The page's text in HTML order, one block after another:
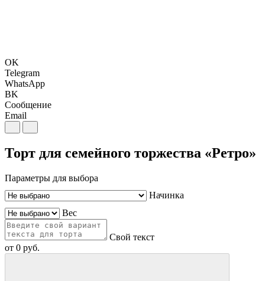
OK
Telegram
WhatsApp
BK
Сообщение
Email
Торт для семейного торжества «Ретро»
Параметры для выбора
Начинка
Вес
Свой текст
от 0 руб.